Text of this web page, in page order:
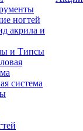
ногтей
акрила и
и Типсы
система